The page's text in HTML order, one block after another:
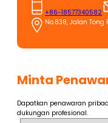
+86-18577340582
No.838, Jalan Tong
Minta
Dapatkan penawaran
dukungan profesional.